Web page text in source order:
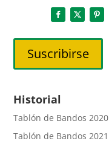
Suscribirse
Historial
Tablón de Bandos 2020
Tablón de Bandos 2021